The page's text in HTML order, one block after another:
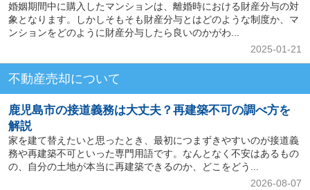
婚姻期間中に購入したマンションは、離婚時における財産分与の対
象となります。しかしそもそも財産分与とはどのような制度か、マ
ンションをどのように財産分与したら良いのかがわ...
2025-01-21
不動産売却について
鹿児島市の接道義務は大丈夫？再建築不可の調べ方を
解説
家を建て替えたいと思ったとき、最初につまずきやすいのが接道義
務や再建築不可といった専門用語です。なんとなく不安はあるもの
の、自分の土地が本当に再建築できるのか、どこをどう...
2026-08-07